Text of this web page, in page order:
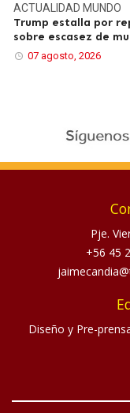
ACTUALIDAD MUNDO
Trump estalla por
sobre escasez de
07 agosto, 2026
Pje.
+56 45
Diseño y Pre-